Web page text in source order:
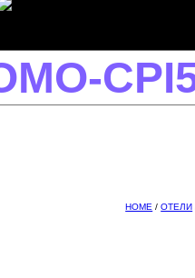
HOME /ОТЕЛИ